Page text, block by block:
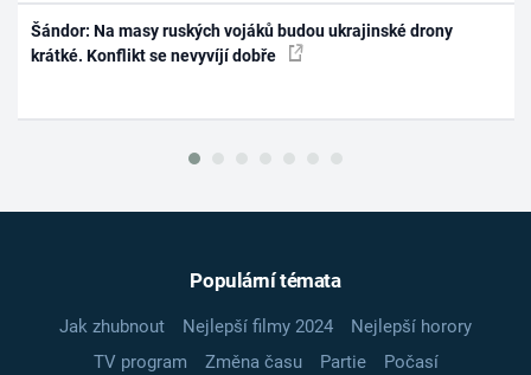
Šándor: Na masy ruských vojáků budou ukrajinské drony
krátké. Konflikt se nevyvíjí dobře
Populární témata
Jak zhubnout Nejlepší filmy 2024
Nejlepší horory
TV program
Změna času Partie
Počasí